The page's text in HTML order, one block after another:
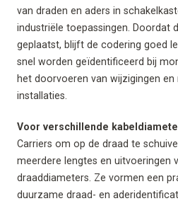
van draden en aders in
industriële toepassingen. Doordat
geplaatst, blijft de codering goed
snel worden geïdentificeerd bij
het doorvoeren van wijzigingen
installaties.
Voor verschillende
Carriers om op de draad te
meerdere lengtes en uitvoeringen
draaddiameters. Ze vormen een
duurzame draad- en